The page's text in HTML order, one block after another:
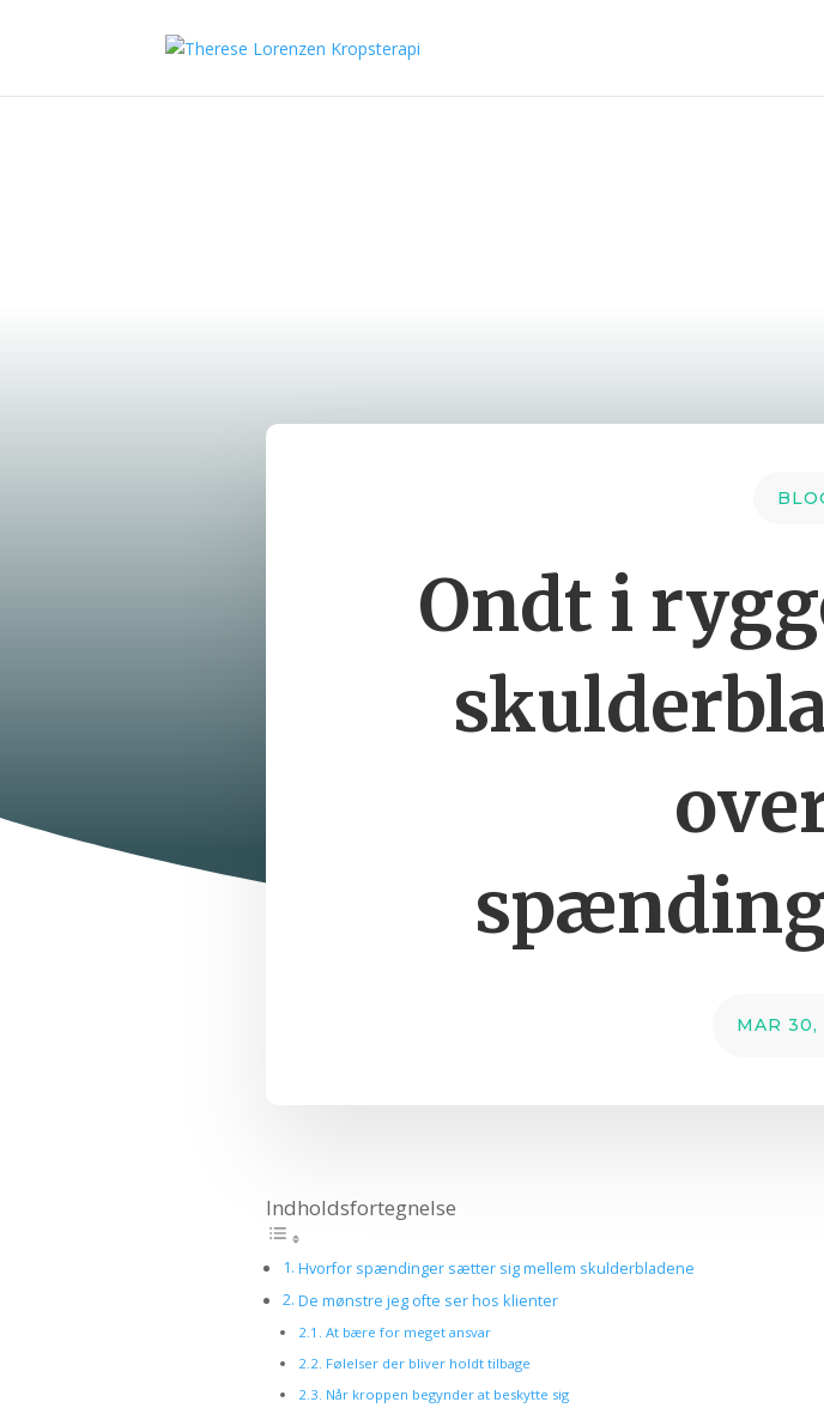
Ondt i
MAR 30,
Indholdsfortegnelse
Hvorfor spændinger sætter sig mellem skulderbladene
De mønstre jeg ofte ser hos klienter
At bære for meget ansvar
Følelser der bliver holdt tilbage
Når kroppen begynder at beskytte sig